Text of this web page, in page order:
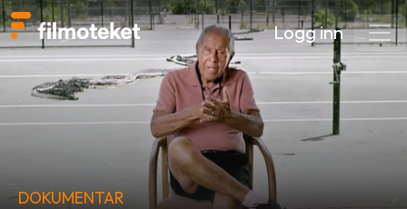
Logg inn
DOKUMENTAR